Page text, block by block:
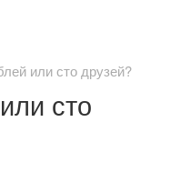
или сто друзей?
сто